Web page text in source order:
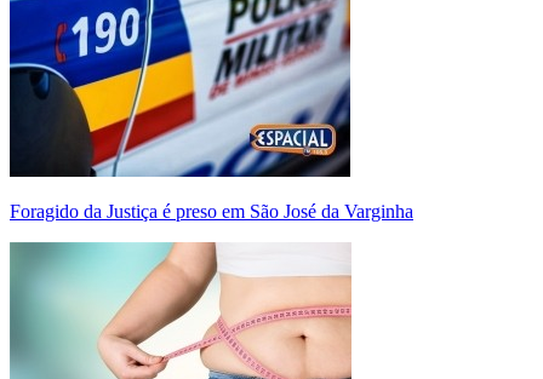
Foragido da Justiça é preso em São José da Varginha